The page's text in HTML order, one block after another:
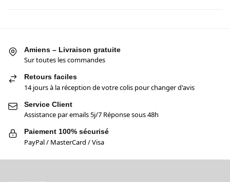
Amiens – Livraison gratuite
Sur toutes les commandes
Retours faciles
14 jours à la réception de votre colis pour changer d'avis
Service Client
Assistance par emails 5j/7 Réponse sous 48h
Paiement 100% sécurisé
PayPal / MasterCard / Visa